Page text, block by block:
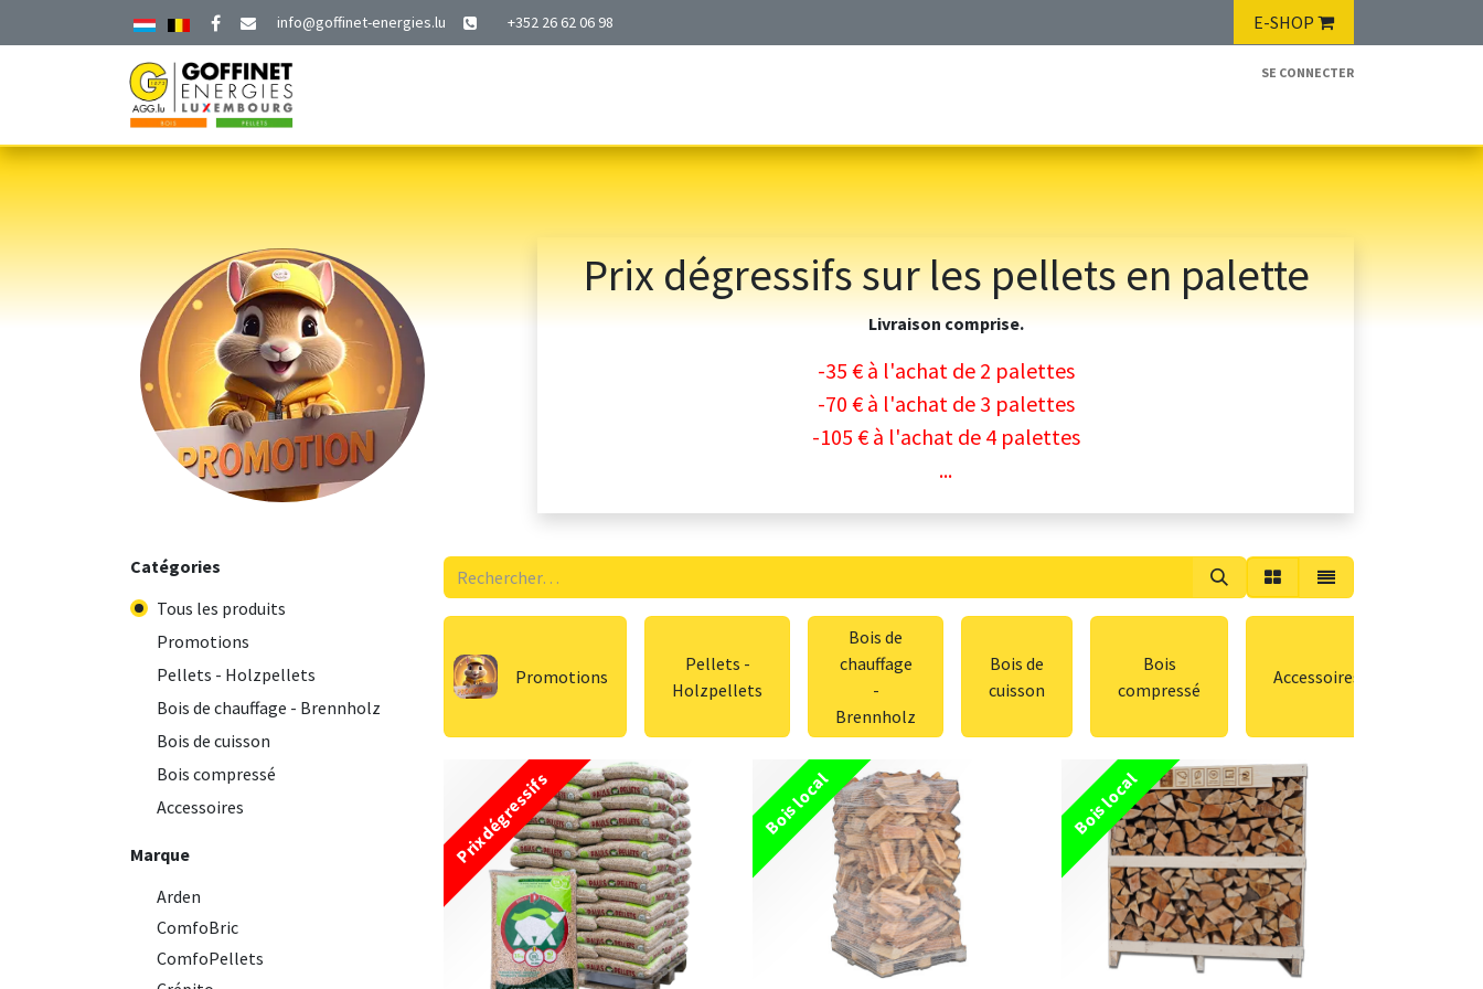
info@goffinet-en​ergies.lu +352 26 62 06​​ 98 E-SHOP
SE CONNECTER
Prix dégressifs sur les pellets en palette
Livraison comprise.
-35 € à l'achat de 2 palettes
-70 € à l'achat de 3 palettes
-105 € à l'achat de 4 palettes
...
Catégories
Tous les produits
Promotions
Pellets - Holzpellets
Bois de chauffage - Brennholz
Bois de cuisson
Bois compressé
Accessoires
Marque
Arden
ComfoBric
ComfoPellets
Promotions
Pellets -
Holzpellets
Bois de
chauffage
-
Brennholz
Bois de
cuisson
Bois
compressé
Accessoires
Prix dégressifs Bois local Bois local